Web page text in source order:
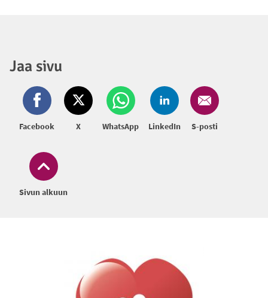
Sivun alkuun
Jaa sivu
Facebook X WhatsApp LinkedIn S-posti